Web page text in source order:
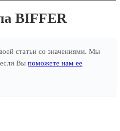
BIFFER
статьи со значениями. Мы
Вы поможете нам ее